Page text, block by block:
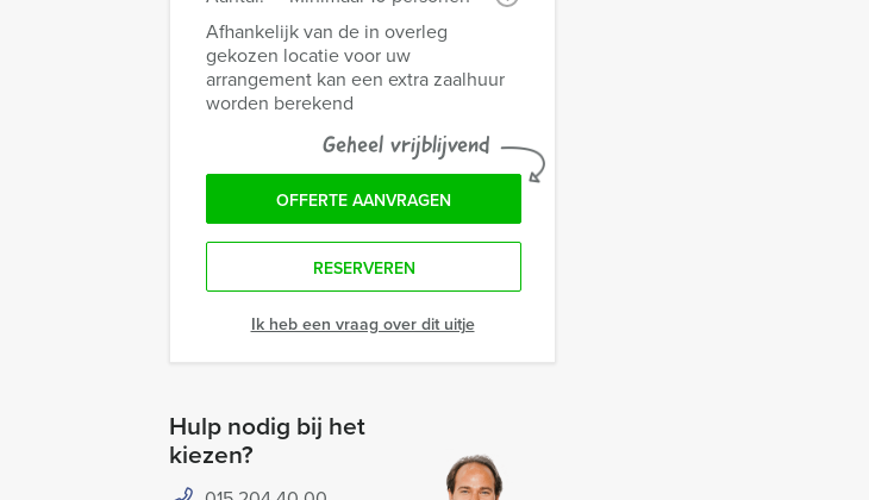
Afhankelijk van de in overleg
gekozen locatie voor uw
arrangement kan een extra zaalhuur
worden berekend
Geheel vrijblijvend
OFFERTE AANVRAGEN
RESERVEREN
Ik heb een vraag over dit uitje
Hulp nodig bij het
kiezen?